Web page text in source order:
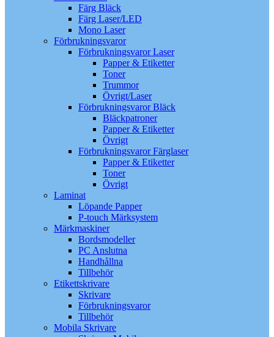
Färg Bläck
Färg Laser/LED
Mono Laser
Förbrukningsvaror
Förbrukningsvaror Laser
Papper & Etiketter
Toner
Trummor
Övrigt/Laser
Förbrukningsvaror Bläck
Bläckpatroner
Papper & Etiketter
Övrigt
Förbrukningsvaror Färglaser
Papper & Etiketter
Toner
Övrigt
Laminat
Löpande Papper
P-touch Märksystem
Märkmaskiner
Bordsmodeller
PC Anslutna
Handhållna
Tillbehör
Etikettskrivare
Skrivare
Förbrukningsvaror
Tillbehör
Mobila Skrivare